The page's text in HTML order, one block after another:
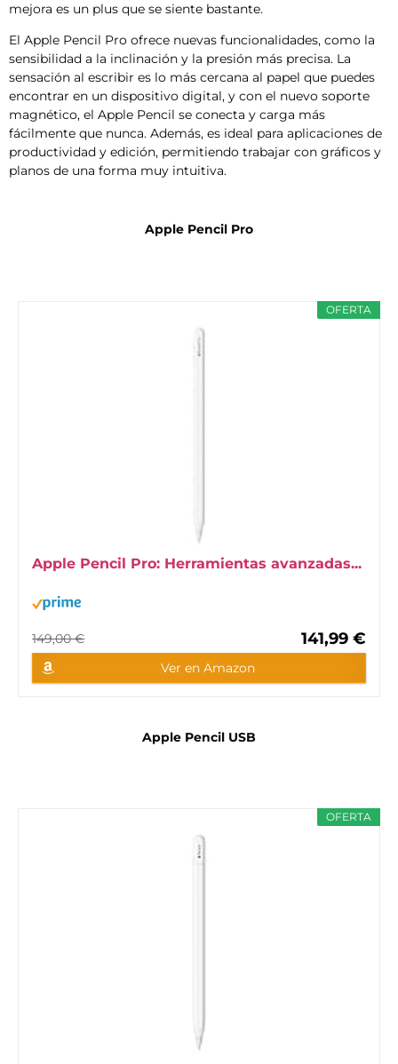
mejora es un plus que se siente bastante.
El Apple Pencil Pro ofrece nuevas funcionalidades, como la
sensibilidad a la inclinación y la presión más precisa. La
sensación al escribir es lo más cercana al papel que puedes
encontrar en un dispositivo digital, y con el nuevo soporte
magnético, el Apple Pencil se conecta y carga más
fácilmente que nunca. Además, es ideal para aplicaciones de
productividad y edición, permitiendo trabajar con gráficos y
planos de una forma muy intuitiva.
Apple Pencil Pro
OFERTA
Apple Pencil Pro: Herramientas avanzadas...
149,00 € 141,99 €
Ver en Amazon
Apple Pencil USB
OFERTA